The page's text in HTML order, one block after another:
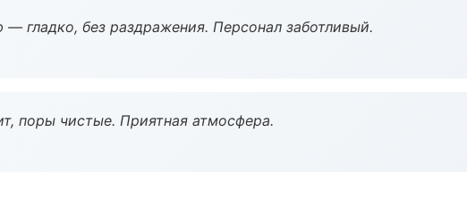
гладко, без раздражения. Персонал заботливый.
поры чистые. Приятная атмосфера.